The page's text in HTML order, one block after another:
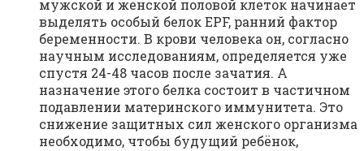
мужской и женской половой клеток начинает
выделять особый белок EPF, ранний фактор
беременности. В крови человека он, согласно
научным исследованиям, определяется уже
спустя 24-48 часов после зачатия. А
назначение этого белка состоит в частичном
подавлении материнского иммунитета. Это
снижение защитных сил женского организма
необходимо, чтобы будущий ребёнок,